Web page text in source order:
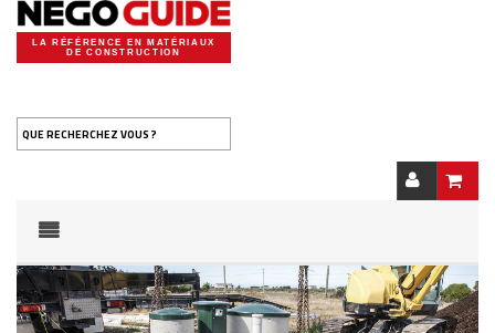
LA RÉFÉRENCE EN MATÉRIAUX
DE CONSTRUCTION
QUE RECHERCHEZ VOUS ?